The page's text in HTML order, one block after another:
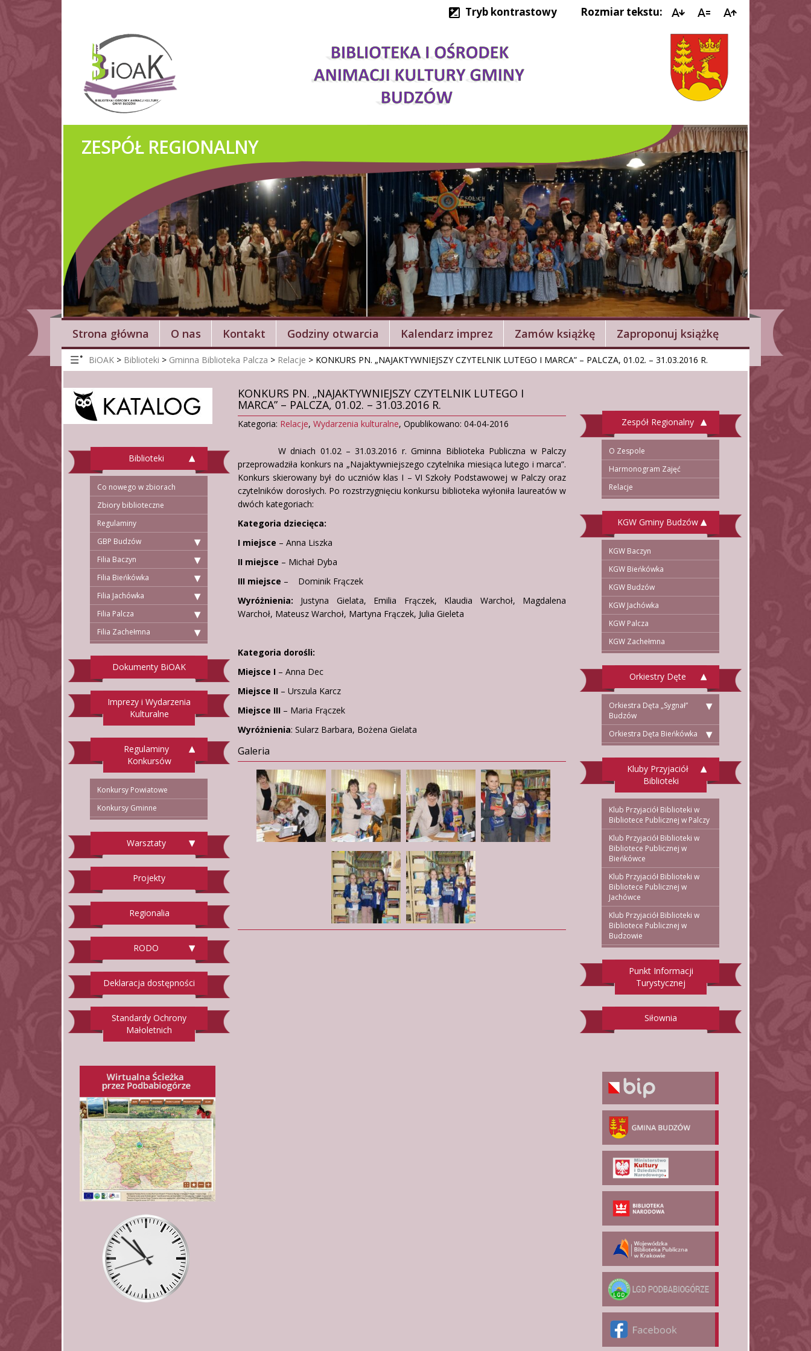
Tryb kontrastowy Rozmiar tekstu:
ZESPÓŁ REGIONALNY
Strona główna O nas Kontakt Godziny otwarcia Kalendarz imprez Zamów książkę Zaproponuj książkę
BiOAK > Biblioteki > Gminna Biblioteka Palcza > Relacje > KONKURS PN. „NAJAKTYWNIEJSZY CZYTELNIK LUTEGO I MARCA” – PALCZA, 01.02. – 31.03.2016 R.
Biblioteki
Co nowego w zbiorach
Zbiory biblioteczne
Regulaminy
GBP Budzów
Filia Baczyn
Filia Bieńkówka
Filia Jachówka
Filia Palcza
Filia Zachełmna
Dokumenty BiOAK
Imprezy i Wydarzenia
Kulturalne
Regulaminy
Konkursów
Konkursy Powiatowe
Konkursy Gminne
Warsztaty
Projekty
Regionalia
RODO
Deklaracja dostępności
Standardy Ochrony
Małoletnich
KONKURS PN. „NAJAKTYWNIEJSZY CZYTELNIK LUTEGO I
MARCA” – PALCZA, 01.02. – 31.03.2016 R.
Kategoria: Relacje, Wydarzenia kulturalne, Opublikowano: 04-04-2016
W dniach 01.02 – 31.03.2016 r. Gminna Biblioteka Publiczna w Palczy
przeprowadziła konkurs na „Najaktywniejszego czytelnika miesiąca lutego i marca”.
Konkurs skierowany był do uczniów klas I – VI Szkoły Podstawowej w Palczy oraz
czytelników dorosłych. Po rozstrzygnięciu konkursu biblioteka wyłoniła laureatów w
dwóch kategoriach:
Kategoria dziecięca:
I miejsce – Anna Liszka
II miejsce – Michał Dyba
III miejsce – Dominik Frączek
Wyróżnienia: Justyna Gielata, Emilia Frączek, Klaudia Warchoł, Magdalena
Warchoł, Mateusz Warchoł, Martyna Frączek, Julia Gieleta
Kategoria dorośli:
Miejsce I – Anna Dec
Miejsce II – Urszula Karcz
Miejsce III – Maria Frączek
Wyróżnienia: Sularz Barbara, Bożena Gielata
Galeria
Zespół Regionalny
O Zespole
Harmonogram Zajęć
Relacje
KGW Gminy Budzów
KGW Baczyn
KGW Bieńkówka
KGW Budzów
KGW Jachówka
KGW Palcza
KGW Zachełmna
Orkiestry Dęte
Orkiestra Dęta „Sygnał”
Budzów
Orkiestra Dęta Bieńkówka
Kluby Przyjaciół
Biblioteki
Klub Przyjaciół Biblioteki w
Bibliotece Publicznej w Palczy
Klub Przyjaciół Biblioteki w
Bibliotece Publicznej w
Bieńkówce
Klub Przyjaciół Biblioteki w
Bibliotece Publicznej w
Jachówce
Klub Przyjaciół Biblioteki w
Bibliotece Publicznej w
Budzowie
Punkt Informacji
Turystycznej
Siłownia